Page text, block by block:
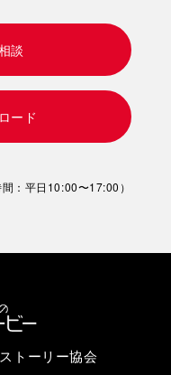
談
ード
間：平日10:00〜17:00）
トーリー協会